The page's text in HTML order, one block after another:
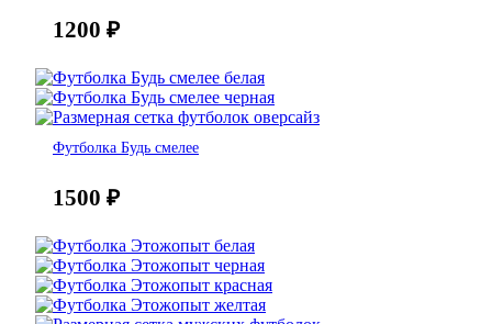
1200 ₽
Футболка Будь смелее
1500 ₽